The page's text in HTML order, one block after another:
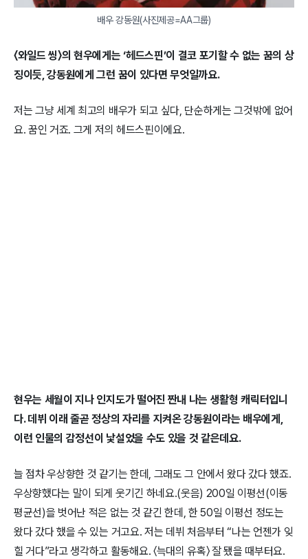
배우 강동원(사진제공=AA그룹)
〈와일드 씽〉의 현우에게는 ‘헤드스핀’이 결코 포기할 수 없는 꿈의 상
징이듯, 강동원에게 그런 꿈이 있다면 무엇일까요.
저는 그냥 세계 최고의 배우가 되고 싶다, 단순하게는 그것밖에 없어
요. 꿈인 거죠. 그게 저의 헤드스핀이에요.
현우는 세월이 지나 인지도가 떨어진 짠내 나는 생활형 캐릭터입니
다. 데뷔 이래 줄곧 정상의 자리를 지켜온 강동원이라는 배우에게,
이런 인물의 감정선이 낯설었을 수도 있을 것 같은데요.
늘 점차 우상향한 것 같기는 한데, 그래도 그 안에서 왔다 갔다 했죠.
우상향했다는 말이 되게 웃기긴 하네요.(웃음) 200일 이평선(이동
평균선)을 벗어난 적은 없는 것 같긴 한데, 한 50일 이평선 정도는
왔다 갔다 했을 수 있는 거고요. 저는 데뷔 처음부터 “나는 언젠가 잊
힐 거다”라고 생각하고 활동해요. 〈늑대의 유혹〉 잘 됐을 때부터요.